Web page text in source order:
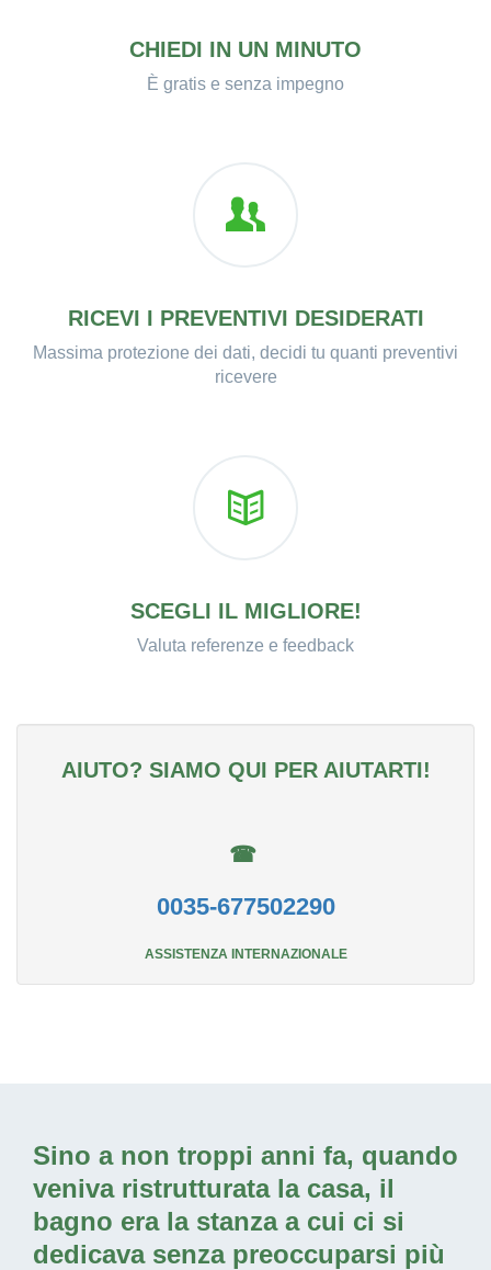
CHIEDI IN UN MINUTO
È gratis e senza impegno
RICEVI I PREVENTIVI DESIDERATI
Massima protezione dei dati, decidi tu quanti preventivi
ricevere
SCEGLI IL MIGLIORE!
Valuta referenze e feedback
AIUTO? SIAMO QUI PER AIUTARTI!
☎
0035-677502290
ASSISTENZA INTERNAZIONALE
Sino a non troppi anni fa, quando
veniva ristrutturata la casa, il
bagno era la stanza a cui ci si
dedicava senza preoccuparsi più